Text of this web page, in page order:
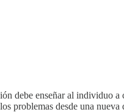
debe enseñar al individuo
problemas desde una